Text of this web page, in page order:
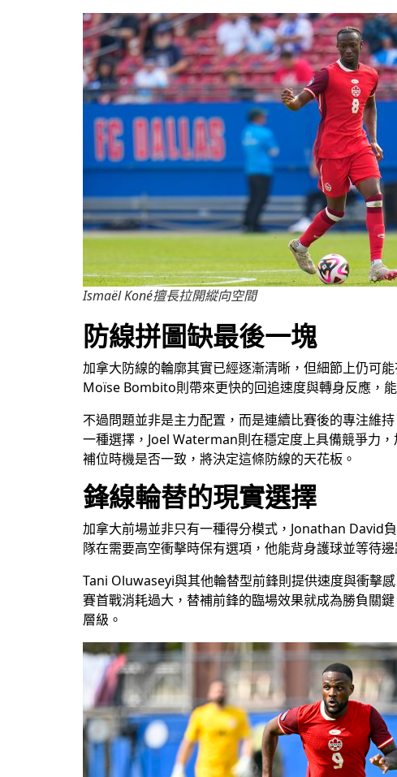
Ismaël Koné擅長拉開縱向空間
防線拼圖缺最後一塊
加拿大防線的輪廓其實已經逐漸清晰，但細節上仍可
Moïse Bombito則帶來更快的回追速度與轉身反應，
不過問題並非是主力配置，而是連續比賽後的專注維
一種選擇，Joel Waterman則在穩定度上具備競爭力
補位時機是否一致，將決定這條防線的天花板。
鋒線輪替的現實選擇
加拿大前場並非只有一種得分模式，Jonathan David
隊在需要高空衝擊時保有選項，他能背身護球並等待
Tani Oluwaseyi與其他輪替型前鋒則提供速度與衝擊
賽首戰消耗過大，替補前鋒的臨場效果就成為勝負關
層級。